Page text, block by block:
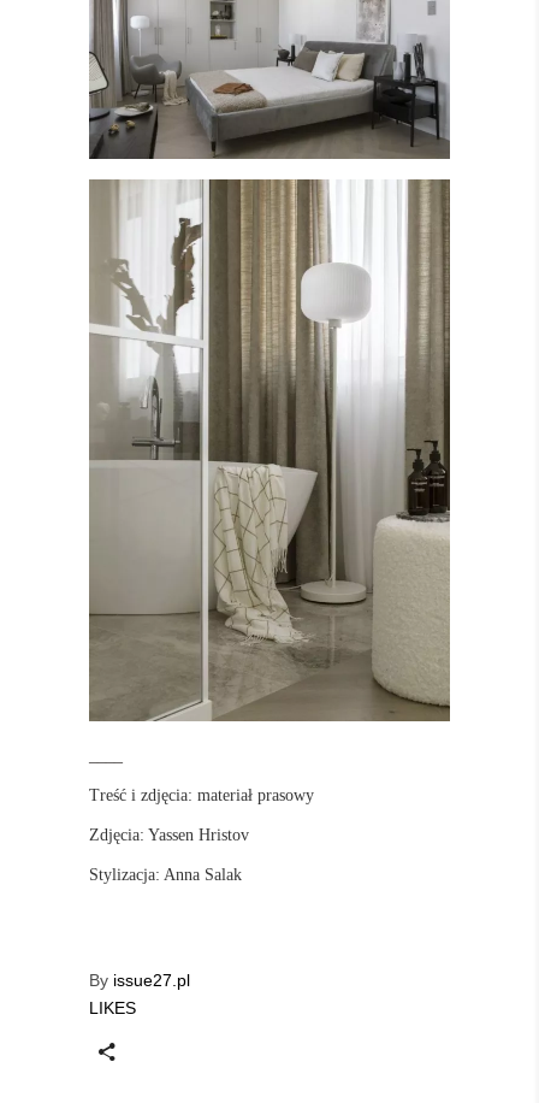
Treść i zdjęcia: materiał prasowy
Zdjęcia: Yassen Hristov
Stylizacja: Anna Salak
By issue27.pl
LIKES